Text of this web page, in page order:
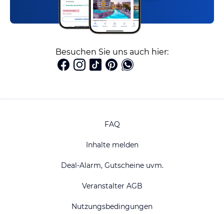
Besuchen Sie uns auch hier:
FAQ
Inhalte melden
Deal-Alarm, Gutscheine uvm.
Veranstalter AGB
Nutzungsbedingungen